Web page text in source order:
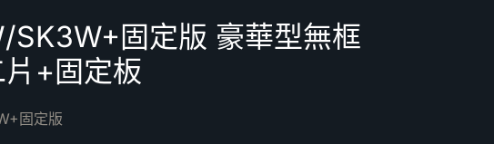
SK3W+固定版 豪華型無框
+固定板
固定版